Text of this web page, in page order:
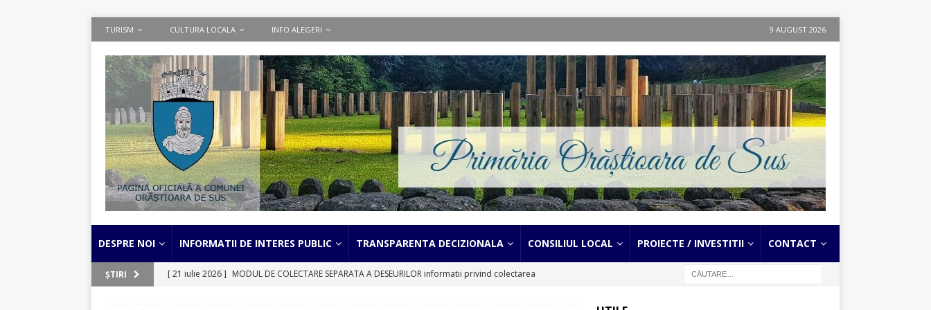
TURISM CULTURA LOCALA INFO ALEGERI 9 AUGUST 2026
DESPRE NOI INFORMATII DE INTERES PUBLIC TRANSPARENTA DECIZIONALA CONSILIUL LOCAL PROIECTE / INVESTITII CONTACT
ȘTIRI [ 21 iulie 2026 ] MODUL DE COLECTARE SEPARATA A DESEURILOR informatii privind colectarea